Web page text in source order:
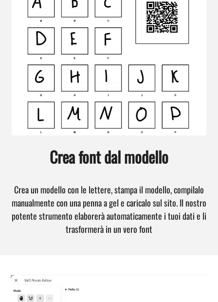
Crea font dal modello
Crea un modello con le lettere, stampa il modello, compilalo
manualmente con una penna a gel e caricalo sul sito. Il nostro
potente strumento elaborerà automaticamente i tuoi dati e li
trasformerà in un vero font